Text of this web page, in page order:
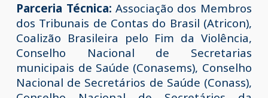
Parceria Técnica: Associação dos Membros
dos Tribunais de Contas do Brasil (Atricon),
Coalizão Brasileira pelo Fim da Violência,
Conselho Nacional de Secretarias
municipais de Saúde (Conasems), Conselho
Nacional de Secretários de Saúde (Conass),